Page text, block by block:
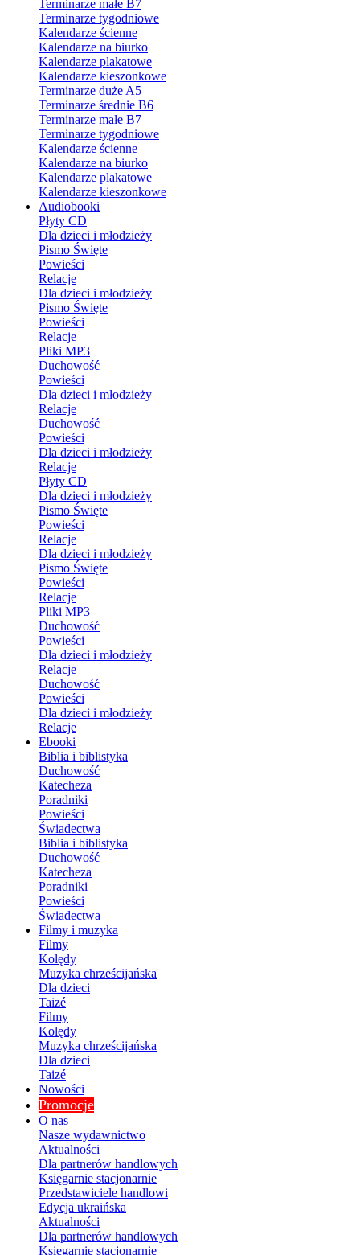
Terminarze małe B7
Terminarze tygodniowe
Kalendarze ścienne
Kalendarze na biurko
Kalendarze plakatowe
Kalendarze kieszonkowe
Terminarze duże A5
Terminarze średnie B6
Terminarze małe B7
Terminarze tygodniowe
Kalendarze ścienne
Kalendarze na biurko
Kalendarze plakatowe
Kalendarze kieszonkowe
Audiobooki
Płyty CD
Dla dzieci i młodzieży
Pismo Święte
Powieści
Relacje
Dla dzieci i młodzieży
Pismo Święte
Powieści
Relacje
Pliki MP3
Duchowość
Powieści
Dla dzieci i młodzieży
Relacje
Duchowość
Powieści
Dla dzieci i młodzieży
Relacje
Płyty CD
Dla dzieci i młodzieży
Pismo Święte
Powieści
Relacje
Dla dzieci i młodzieży
Pismo Święte
Powieści
Relacje
Pliki MP3
Duchowość
Powieści
Dla dzieci i młodzieży
Relacje
Duchowość
Powieści
Dla dzieci i młodzieży
Relacje
Ebooki
Biblia i biblistyka
Duchowość
Katecheza
Poradniki
Powieści
Świadectwa
Biblia i biblistyka
Duchowość
Katecheza
Poradniki
Powieści
Świadectwa
Filmy i muzyka
Filmy
Kolędy
Muzyka chrześcijańska
Dla dzieci
Taizé
Filmy
Kolędy
Muzyka chrześcijańska
Dla dzieci
Taizé
Nowości
Promocje
O nas
Nasze wydawnictwo
Aktualności
Dla partnerów handlowych
Księgarnie stacjonarnie
Przedstawiciele handlowi
Edycja ukraińska
Aktualności
Dla partnerów handlowych
Księgarnie stacjonarnie